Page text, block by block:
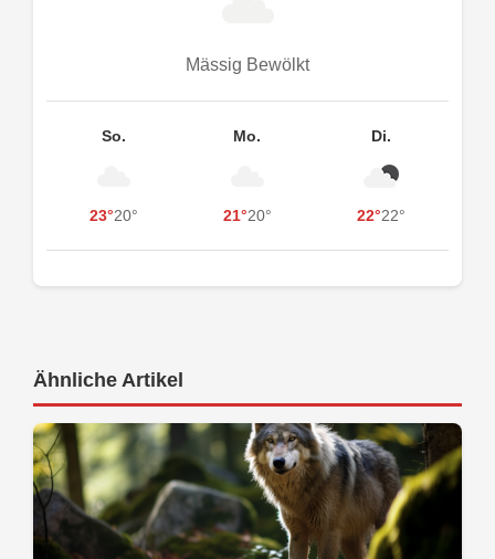
Mässig Bewölkt
So.
23°20°
Mo.
21°20°
Di.
22°22°
Ähnliche Artikel